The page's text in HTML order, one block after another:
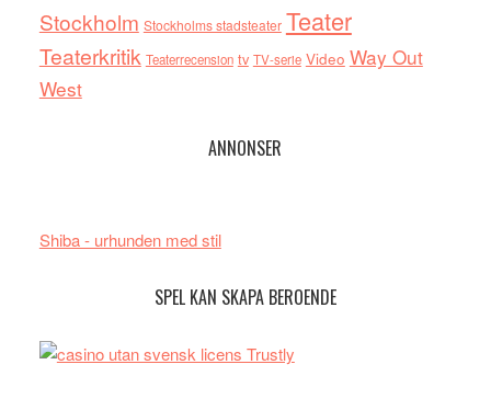
Stockholm Stockholms stadsteater Teater
Teaterkritik Teaterrecension tv TV-serie Video Way Out
West
ANNONSER
Shiba - urhunden med stil
SPEL KAN SKAPA BEROENDE